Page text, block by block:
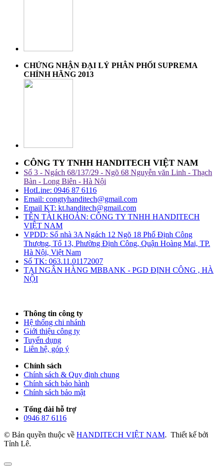
CHỨNG NHẬN ĐẠI LÝ PHÂN PHỐI SUPREMA
CHÍNH HÃNG 2013
CÔNG TY TNHH HANDITECH VIỆT NAM
Số 3 - Ngách 68/137/29 - Ngõ 68 Nguyễn văn Linh - Thạch
Bàn - Long Biên - Hà Nội
HotLine: 0946 87 6116
Email: congtyhanditech@gmail.com
Email KT: kt.handitech@gmail.com
TÊN TÀI KHOẢN: CÔNG TY TNHH HANDITECH
VIỆT NAM
VPDD: Số nhà 3A Ngách 12 Ngõ 18 Phố Định Công
Thượng, Tổ 13, Phường Định Công, Quận Hoàng Mai, TP.
Hà Nội, Việt Nam
Số TK: 063.11.01172007
TẠI NGÂN HÀNG MBBANK - PGD ĐỊNH CÔNG , HÀ
NỘI
Thông tin công ty
Hệ thống chi nhánh
Giới thiệu công ty
Tuyển dụng
Liên hệ, góp ý
Chính sách
Chính sách & Quy định chung
Chính sách bảo hành
Chính sách bảo mật
Tổng đài hỗ trợ
0946 87 6116
© Bản quyền thuộc về HANDITECH VIỆT NAM. Thiết kế bởi
Tỉnh Lê.